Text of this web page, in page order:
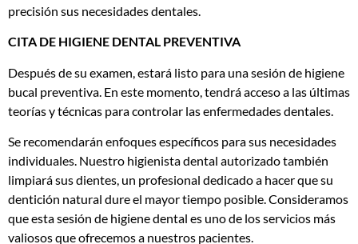
precisión sus necesidades dentales.
CITA DE HIGIENE DENTAL PREVENTIVA
Después de su examen, estará listo para una sesión de higiene
bucal preventiva. En este momento, tendrá acceso a las últimas
teorías y técnicas para controlar las enfermedades dentales.
Se recomendarán enfoques específicos para sus necesidades
individuales. Nuestro higienista dental autorizado también
limpiará sus dientes, un profesional dedicado a hacer que su
dentición natural dure el mayor tiempo posible. Consideramos
que esta sesión de higiene dental es uno de los servicios más
valiosos que ofrecemos a nuestros pacientes.